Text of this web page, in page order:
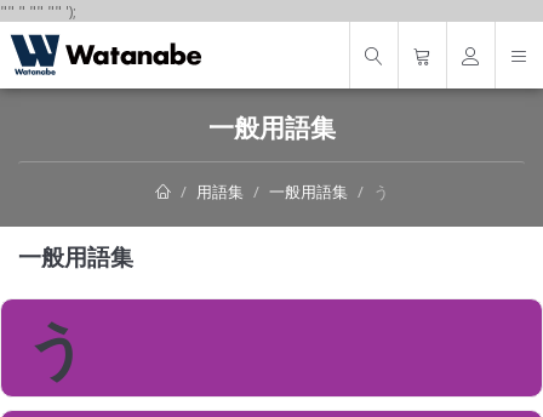
"" " "" "" ');
一般用語集
用語集 一般用語集 う
一般用語集
う